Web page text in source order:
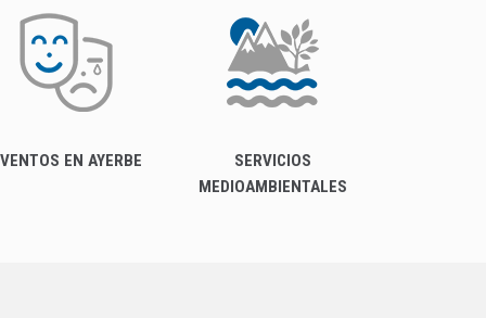
EN AYERBE
SERVICIOS
MEDIOAMBIENTALES